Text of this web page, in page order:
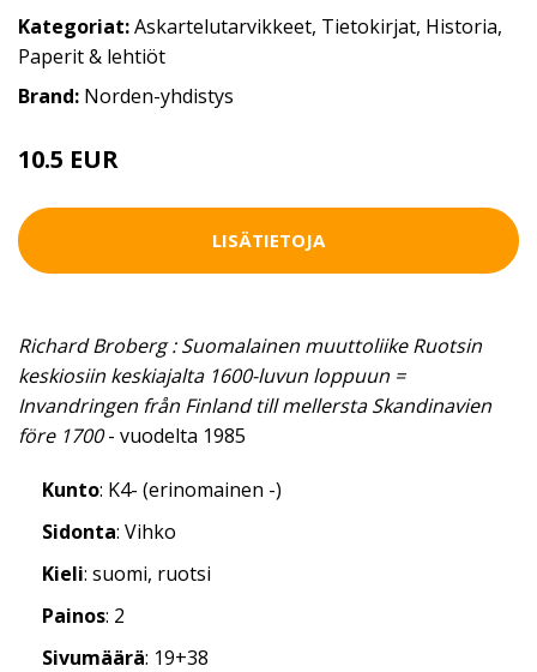
Kategoriat:Askartelutarvikkeet, Tietokirjat, Historia,
Paperit & lehtiöt
Brand: Norden-yhdistys
10.5 EUR
LISÄTIETOJA
Richard Broberg : Suomalainen muuttoliike Ruotsin
keskiosiin keskiajalta 1600-luvun loppuun =
Invandringen från Finland till mellersta Skandinavien
före 1700- vuodelta 1985
Kunto: K4- (erinomainen -)
Sidonta: Vihko
Kieli: suomi, ruotsi
Painos: 2
Sivumäärä: 19+38